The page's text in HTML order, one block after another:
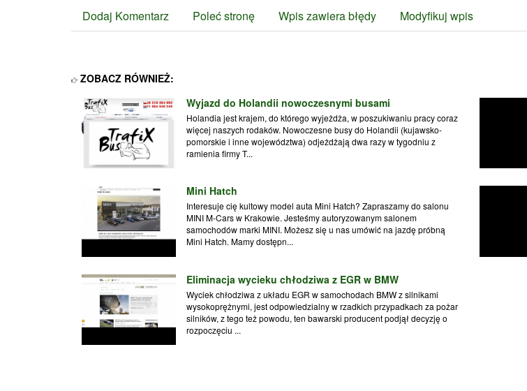
Dodaj Komentarz Poleć stronę Wpis zawiera błędy Modyfikuj wpis
ZOBACZ RÓWNIEŻ:
Wyjazd do Holandii nowoczesnymi busami
Holandia jest krajem, do którego wyjeżdża, w poszukiwaniu pracy coraz
więcej naszych rodaków. Nowoczesne busy do Holandii (kujawsko-
pomorskie i inne województwa) odjeżdżają dwa razy w tygodniu z
ramienia firmy T...
Mini Hatch
Interesuje cię kultowy model auta Mini Hatch? Zapraszamy do salonu
MINI M-Cars w Krakowie. Jesteśmy autoryzowanym salonem
samochodów marki MINI. Możesz się u nas umówić na jazdę próbną
Mini Hatch. Mamy dostępn...
Eliminacja wycieku chłodziwa z EGR w BMW
Wyciek chłodziwa z układu EGR w samochodach BMW z silnikami
wysokoprężnymi, jest odpowiedzialny w rzadkich przypadkach za pożar
silników, z tego też powodu, ten bawarski producent podjął decyzję o
rozpoczęciu ...